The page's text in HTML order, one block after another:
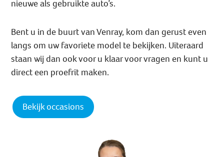
nieuwe als gebruikte auto’s.
Bent u in de buurt van Venray, kom dan gerust even
langs om uw favoriete model te bekijken. Uiteraard
staan wij dan ook voor u klaar voor vragen en kunt u
direct een proefrit maken.
Bekijk occasions